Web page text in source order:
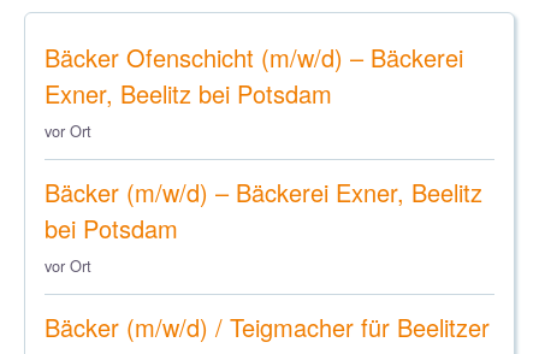
Bäcker Ofenschicht (m/w/d) – Bäckerei
Exner, Beelitz bei Potsdam
vor Ort
Bäcker (m/w/d) – Bäckerei Exner, Beelitz
bei Potsdam
vor Ort
Bäcker (m/w/d) / Teigmacher für Beelitzer